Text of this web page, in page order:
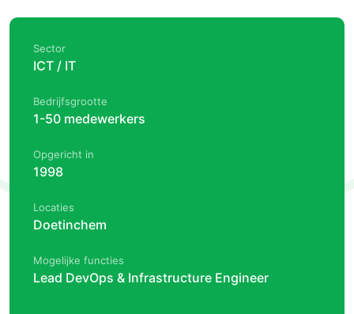
Sector
ICT / IT
Bedrijfsgrootte
1-50 medewerkers
Opgericht in
1998
Locaties
Doetinchem
Mogelijke functies
Lead DevOps & Infrastructure Engineer